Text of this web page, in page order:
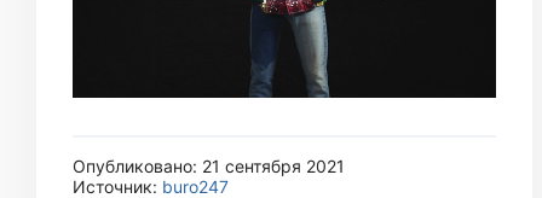
Опубликовано: 21 сентября 2021
Источник: buro247